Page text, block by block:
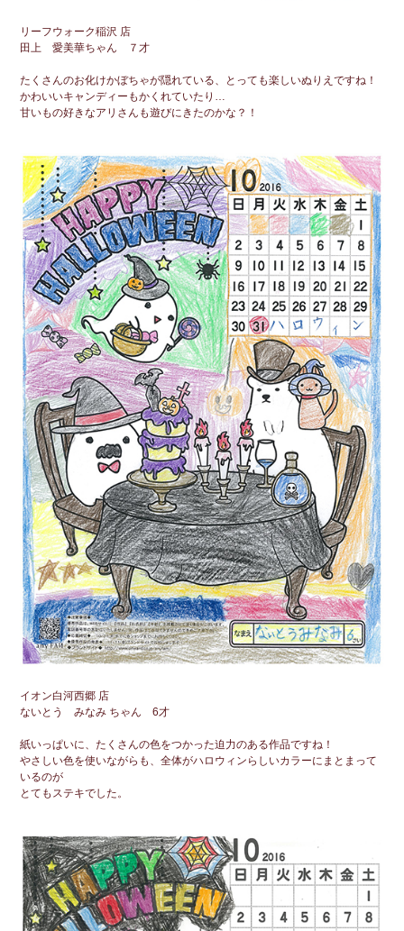
リーフウォーク稲沢 店
田上 愛美華ちゃん ７才
たくさんのお化けかぼちゃが隠れている、とっても楽しいぬりえですね！
かわいいキャンディーもかくれていたり…
甘いもの好きなアリさんも遊びにきたのかな？！
イオン白河西郷 店
ないとう みなみ ちゃん 6才
紙いっぱいに、たくさんの色をつかった迫力のある作品ですね！
やさしい色を使いながらも、全体がハロウィンらしいカラーにまとまって
いるのが
とてもステキでした。